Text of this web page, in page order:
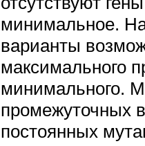
минимальное.
варианты
максимального
минимального.
промежуточных
постоянных